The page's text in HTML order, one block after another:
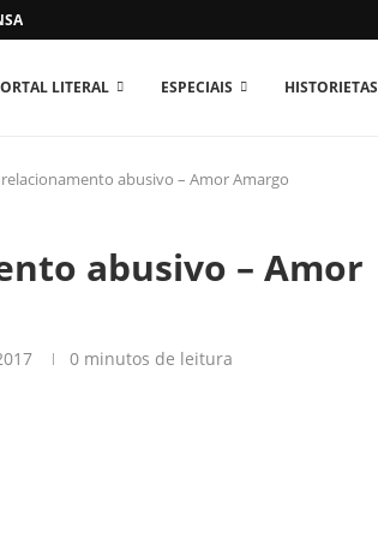
O MUNDO...
LITERAL ESPECIAIS HISTORIETAS
abusivo – Amor Amargo
abusivo – Amor
0 minutos de leitura